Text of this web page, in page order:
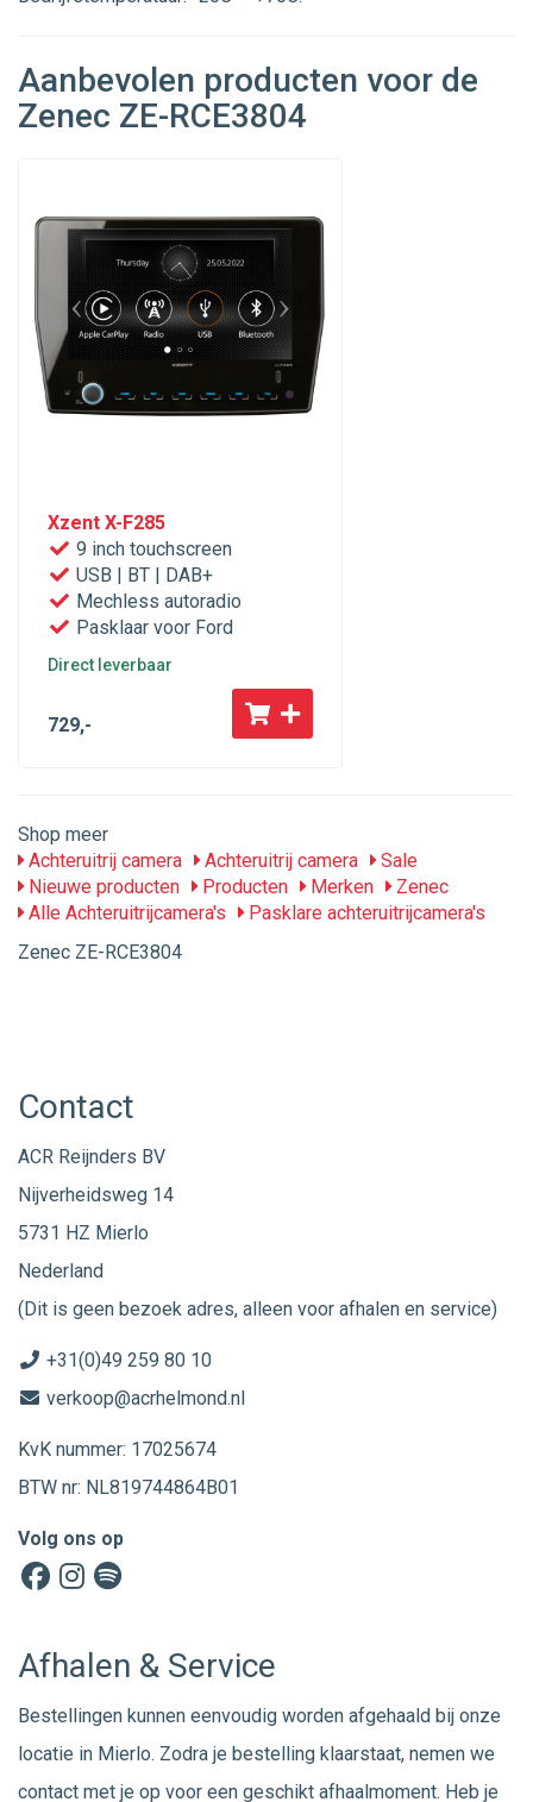
Aanbevolen producten voor de
Zenec ZE-RCE3804
Xzent X-F285
9 inch touchscreen
USB | BT | DAB+
Mechless autoradio
Pasklaar voor Ford
Direct leverbaar
729,-
Shop meer
Achteruitrij camera
Achteruitrij camera
Sale
Nieuwe producten
Producten Merken
Zenec
Alle Achteruitrijcamera's
Pasklare achteruitrijcamera's
Zenec ZE-RCE3804
Contact
ACR Reijnders BV
Nijverheidsweg 14
5731 HZ Mierlo
Nederland
(Dit is geen bezoek adres, alleen voor afhalen en service)
+31(0)49 259 80 10
verkoop@acrhelmond.nl
KvK nummer: 17025674
BTW nr: NL819744864B01
Volg ons op
Afhalen & Service
Bestellingen kunnen eenvoudig worden afgehaald bij onze
locatie in Mierlo. Zodra je bestelling klaarstaat, nemen we
contact met je op voor een geschikt afhaalmoment. Heb je